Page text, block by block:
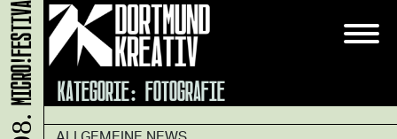
KATEGORIE: FOTOGRAFIE
MICRO!FESTIVAL 2026